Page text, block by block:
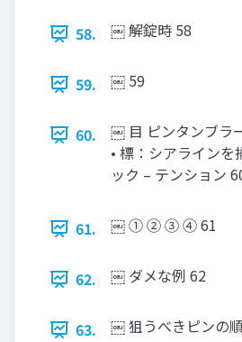
58. ￼ 解錠時 58
59. ￼ 59
60.
￼ 目 ピンタンブラ
• 標：シアラインを
ック – テンション
61. ￼ ① ② ③ ④ 61
62. ￼ ダメな例 62
63. ￼ 狙うべきピンの